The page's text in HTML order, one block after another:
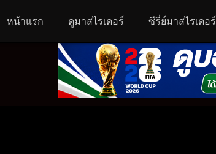
หน้าแรก ดูมาสไรเดอร์ ซีรี่ย์มาสไรเดอร์